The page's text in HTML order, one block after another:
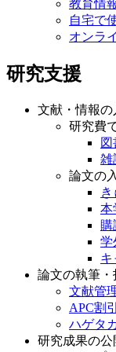
教育情
自宅で
オンラ
研究支援
文献・情報の
研究費
図
雑
論文の
き
本
購
学
キ
論文の執筆・
文献管
APC割
ハゲタ
研究成果の公